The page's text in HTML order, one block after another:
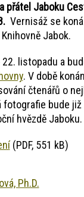
přátel Jaboku
Vernisáž se
Jabok.
listopadu a
. V době
čtenářů o
bude již
hvězdě Jaboku.
(PDF, 551 kB)
Ph.D.